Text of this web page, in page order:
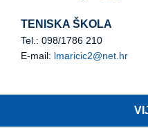
TENISKA ŠKOLA
Tel.: 098/1786 210
E-mail: lmaricic2@net.hr